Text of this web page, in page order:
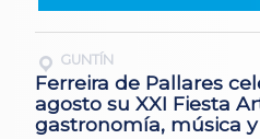
GUNTÍN
Ferreira de Pallares
agosto su XXI Fiesta
gastronomía, música